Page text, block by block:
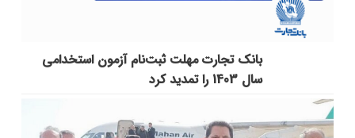
بانک تجارت مهلت ثبت‌نام آزمون استخدامی
سال 1403 را تمدید کرد